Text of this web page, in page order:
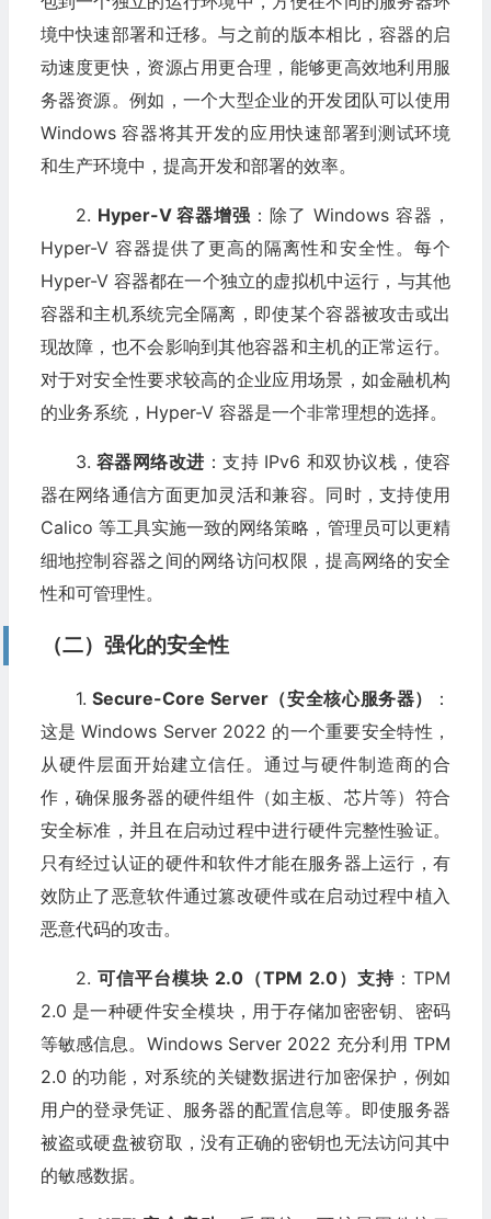
境中快速部署和迁移。与之前的版本相比，容器的启
动速度更快，资源占用更合理，能够更高效地利用服
务器资源。例如，一个大型企业的开发团队可以使用
Windows 容器将其开发的应用快速部署到测试环境
和生产环境中，提高开发和部署的效率。
2. Hyper-V 容器增强 ：除了 Windows 容器，
Hyper-V 容器提供了更高的隔离性和安全性。每个
Hyper-V 容器都在一个独立的虚拟机中运行，与其他
容器和主机系统完全隔离，即使某个容器被攻击或出
现故障，也不会影响到其他容器和主机的正常运行。
对于对安全性要求较高的企业应用场景，如金融机构
的业务系统，Hyper-V 容器是一个非常理想的选择。
3.容器网络改进 ：支持 IPv6 和双协议栈，使容
器在网络通信方面更加灵活和兼容。同时，支持使用
Calico 等工具实施一致的网络策略，管理员可以更精
细地控制容器之间的网络访问权限，提高网络的安全
性和可管理性。
（二）强化的安全性
1.Secure-Core Server（安全核心服务器）
：
这是 Windows Server 2022 的一个重要安全特性，
从硬件层面开始建立信任。通过与硬件制造商的合
作，确保服务器的硬件组件（如主板、芯片等）符合
安全标准，并且在启动过程中进行硬件完整性验证。
只有经过认证的硬件和软件才能在服务器上运行，有
效防止了恶意软件通过篡改硬件或在启动过程中植入
恶意代码的攻击。
2. 可信平台模块 2.0（TPM 2.0）支持：TPM
2.0 是一种硬件安全模块，用于存储加密密钥、密码
等敏感信息。Windows Server 2022 充分利用 TPM
2.0 的功能，对系统的关键数据进行加密保护，例如
用户的登录凭证、服务器的配置信息等。即使服务器
被盗或硬盘被窃取，没有正确的密钥也无法访问其中
的敏感数据。